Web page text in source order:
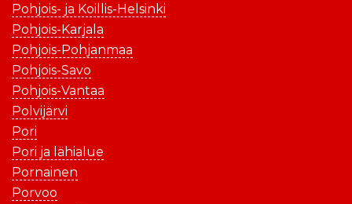
Pohjois- ja Koillis-Helsinki
Pohjois-Karjala
Pohjois-Pohjanmaa
Pohjois-Savo
Pohjois-Vantaa
Polvijärvi
Pori
Pori ja lähialue
Pornainen
Porvoo